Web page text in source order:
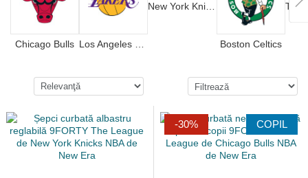
Chicago Bulls
New York Knicks
Boston Celtics
-30% COPIL